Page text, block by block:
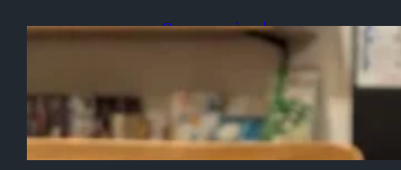
Game-arrived
「ウノちいかわ」入荷のお知
らせ